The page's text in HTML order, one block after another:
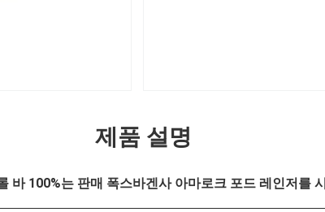
제품 설명
바 100%는 판매 폭스바겐사 아마로크 포드 레인저를